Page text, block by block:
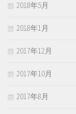
2018年5月
2018年1月
2017年12月
2017年10月
2017年8月